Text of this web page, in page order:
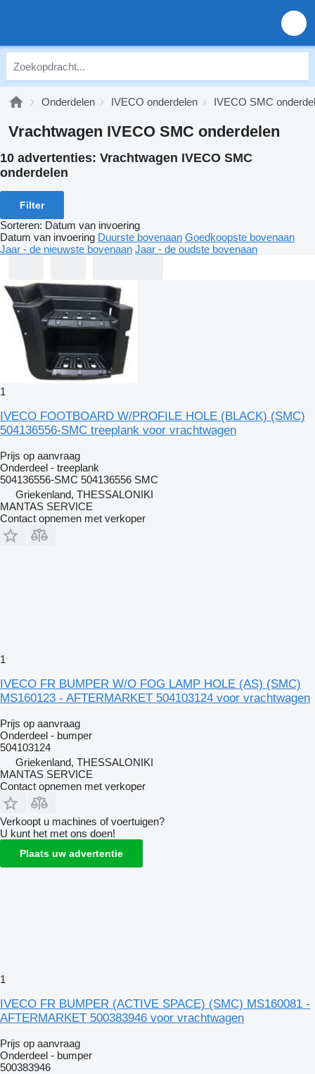
Onderdelen IVECO onderdelen IVECO SMC
Vrachtwagen IVECO SMC onderdelen
10 advertenties: Vrachtwagen IVECO SMC
onderdelen
Filter
Sorteren: Datum van invoering
Datum van invoering Duurste bovenaan Goedkoopste bovenaan
Jaar - de nieuwste bovenaan Jaar - de oudste bovenaan
1
IVECO FOOTBOARD W/PROFILE HOLE (BLACK) (SMC)
504136556-SMC treeplank voor vrachtwagen
Prijs op aanvraag
Onderdeel - treeplank
504136556-SMC 504136556 SMC
Griekenland, THESSALONIKI
MANTAS SERVICE
Contact opnemen met verkoper
1
IVECO FR BUMPER W/O FOG LAMP HOLE (AS) (SMC)
MS160123 - AFTERMARKET 504103124 voor vrachtwagen
Prijs op aanvraag
Onderdeel - bumper
504103124
Griekenland, THESSALONIKI
MANTAS SERVICE
Contact opnemen met verkoper
Verkoopt u machines of voertuigen?
U kunt het met ons doen!
Plaats uw advertentie
1
IVECO FR BUMPER (ACTIVE SPACE) (SMC) MS160081 -
AFTERMARKET 500383946 voor vrachtwagen
Prijs op aanvraag
Onderdeel - bumper
500383946